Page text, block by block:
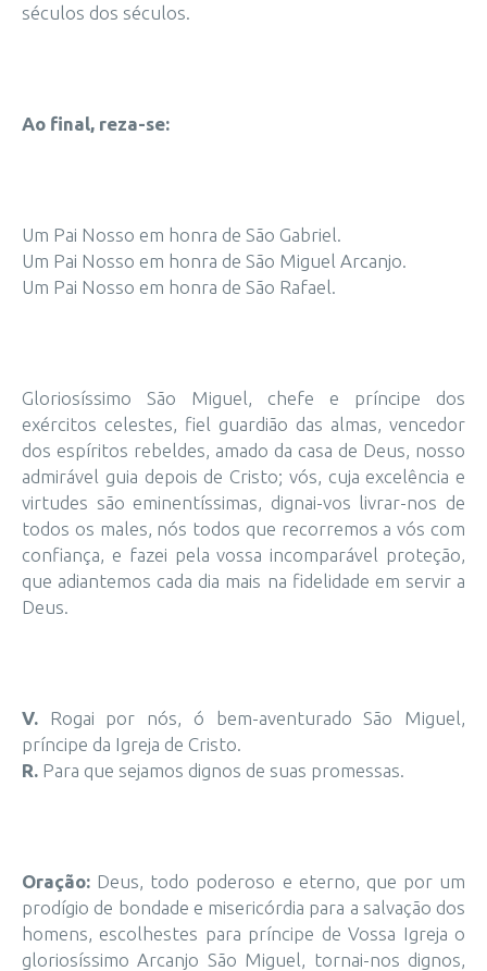
séculos dos séculos.
Ao final, reza-se:
Um Pai Nosso em honra de São Gabriel.
Um Pai Nosso em honra de São Miguel Arcanjo.
Um Pai Nosso em honra de São Rafael.
Gloriosíssimo São Miguel, chefe e príncipe dos
exércitos celestes, fiel guardião das almas, vencedor
dos espíritos rebeldes, amado da casa de Deus, nosso
admirável guia depois de Cristo; vós, cuja excelência e
virtudes são eminentíssimas, dignai-vos livrar-nos de
todos os males, nós todos que recorremos a vós com
confiança, e fazei pela vossa incomparável proteção,
que adiantemos cada dia mais na fidelidade em servir a
Deus.
V. Rogai por nós, ó bem-aventurado São Miguel,
príncipe da Igreja de Cristo.
R. Para que sejamos dignos de suas promessas.
Oração: Deus, todo poderoso e eterno, que por um
prodígio de bondade e misericórdia para a salvação dos
homens, escolhestes para príncipe de Vossa Igreja o
gloriosíssimo Arcanjo São Miguel, tornai-nos dignos,